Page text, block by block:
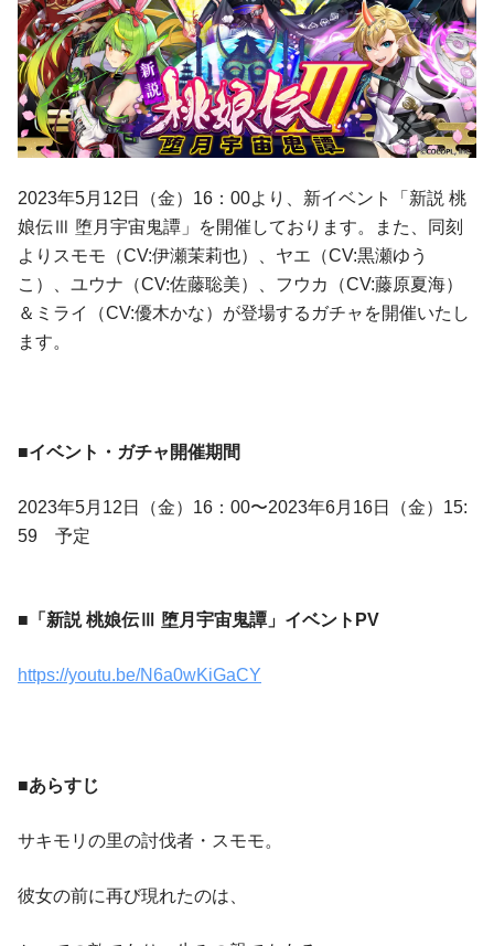
2023年5月12日（金）16：00より、新イベント「新説 桃
娘伝Ⅲ 堕月宇宙鬼譚」を開催しております。また、同刻
よりスモモ（CV:伊瀬茉莉也）、ヤエ（CV:黒瀬ゆう
こ）、ユウナ（CV:佐藤聡美）、フウカ（CV:藤原夏海）
＆ミライ（CV:優木かな）が登場するガチャを開催いたし
ます。
■イベント・ガチャ開催期間
2023年5月12日（金）16：00〜2023年6月16日（金）15:
59 予定
■「新説 桃娘伝Ⅲ 堕月宇宙鬼譚」イベントPV
https://youtu.be/N6a0wKiGaCY
■あらすじ
サキモリの里の討伐者・スモモ。
彼女の前に再び現れたのは、